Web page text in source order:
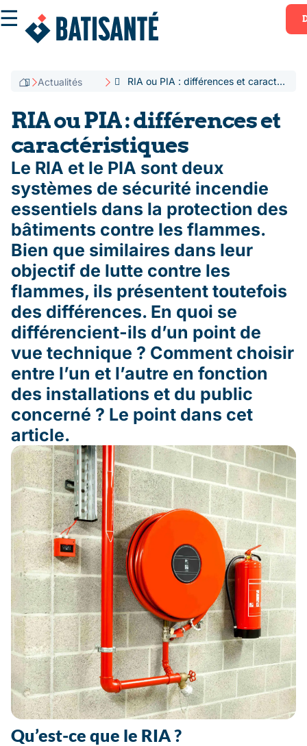
Actualités RIA ou PIA : différences et caractéristiques
RIA ou PIA : différences et
caractéristiques
Le RIA et le PIA sont deux
systèmes de sécurité incendie
essentiels dans la protection des
bâtiments contre les flammes.
Bien que similaires dans leur
objectif de lutte contre les
flammes, ils présentent toutefois
des différences. En quoi se
différencient-ils d’un point de
vue technique ? Comment choisir
entre l’un et l’autre en fonction
des installations et du public
concerné ? Le point dans cet
article.
Qu’est-ce que le RIA ?